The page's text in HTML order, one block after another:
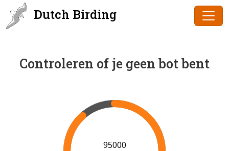
Dutch Birding
Controleren of je geen bot bent
96000